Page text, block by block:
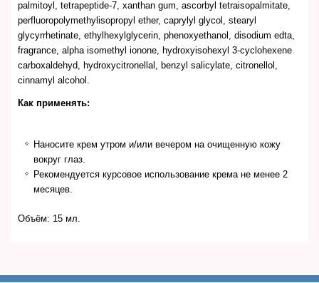
palmitoyl, tetrapeptide-7, xanthan gum, ascorbyl tetraisopalmitate,
perfluoropolymethylisopropyl ether, caprylyl glycol, stearyl
glycyrrhetinate, ethylhexylglycerin, phenoxyethanol, disodium edta,
fragrance, alpha isomethyl ionone, hydroxyisohexyl 3-cyclohexene
carboxaldehyd, hydroxycitronellal, benzyl salicylate, citronellol,
cinnamyl alcohol.
Как применять:
Наносите крем утром и/или вечером на очищенную кожу
вокруг глаз.
Рекомендуется курсовое использование крема не менее 2
месяцев.
Объём: 15 мл.